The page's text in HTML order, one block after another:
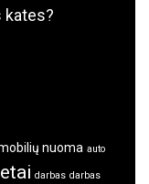
kates?
nuoma auto
darbas darbas